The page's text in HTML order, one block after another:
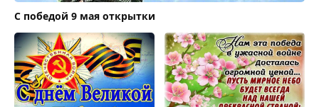
С победой 9 мая открытки